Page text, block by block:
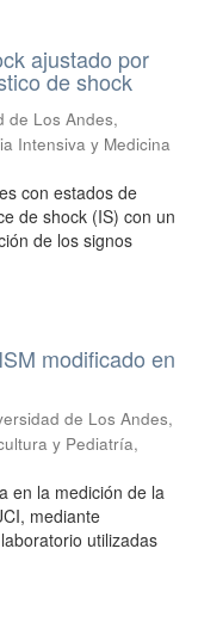
ajustado por
de shock
de Los Andes,
Intensiva y Medicina
con estados de
de shock (IS) con un
de los signos
modificado en
de Los Andes,
y Pediatría,
en la medición de la
mediante
utilizadas